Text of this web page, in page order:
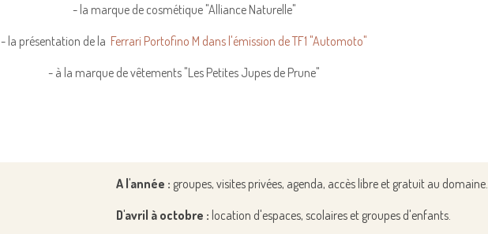
- la marque de cosmétique "Alliance Naturelle"
- la présentation de la Ferrari Portofino M dans l'émission de TF1 "Automoto"
- à la marque de vêtements "Les Petites Jupes de Prune"
A l'année : groupes, visites privées, agenda, accès libre et gratuit au domaine.
D'avril à octobre : location d'espaces, scolaires et groupes d'enfants.